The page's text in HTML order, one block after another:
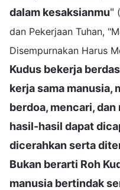
dalam kesaksianmu"
dan Pekerjaan Tuhan,
Disempurnakan Harus
Kudus bekerja
kerja sama manusia,
berdoa, mencari,
hasil-hasil dapat
dicerahkan serta
Bukan berarti Roh
manusia bertindak